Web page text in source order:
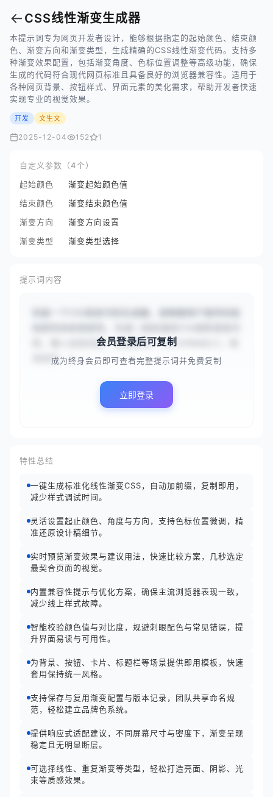
← CSS线性渐变生成器
本提示词专为网页开发者设计，能够根据指定的起始颜色、结束颜
色、渐变方向和渐变类型，生成精确的CSS线性渐变代码。支持多
种渐变效果配置，包括渐变角度、色标位置调整等高级功能，确保
生成的代码符合现代网页标准且具备良好的浏览器兼容性。适用于
各种网页背景、按钮样式、界面元素的美化需求，帮助开发者快速
实现专业的视觉效果。
开发 文生文
2025-12-04 152 1
自定义参数（4个）
起始颜色
渐变起始颜色值
结束颜色
渐变结束颜色值
渐变方向
渐变方向设置
渐变类型
渐变类型选择
提示词内容
码。输入信息包括：起始颜色：{{#3498db}}；结
束颜色：{...
会员登录后可复制
成为终身会员即可查看完整提示词并免费复制
立即登录
特性总结
一键生成标准化线性渐变CSS，自动加前缀，复制即用，
减少样式调试时间。
灵活设置起止颜色、角度与方向，支持色标位置微调，精
准还原设计稿细节。
实时预览渐变效果与建议用法，快速比较方案，几秒选定
最契合页面的视觉。
内置兼容性提示与优化方案，确保主流浏览器表现一致，
减少线上样式故障。
智能校验颜色值与对比度，规避刺眼配色与常见错误，提
升界面易读与可用性。
为背景、按钮、卡片、标题栏等场景提供即用模板，快速
套用保持统一风格。
支持保存与复用渐变配置与版本记录，团队共享命名规
范，轻松建立品牌色系统。
提供响应式适配建议，不同屏幕尺寸与密度下，渐变呈现
稳定且无明显断层。
可选择线性、重复渐变等类型，轻松打造亮面、阴影、光
束等质感效果。